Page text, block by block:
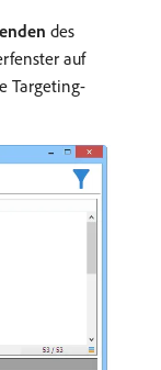
des
auf
Targeting-